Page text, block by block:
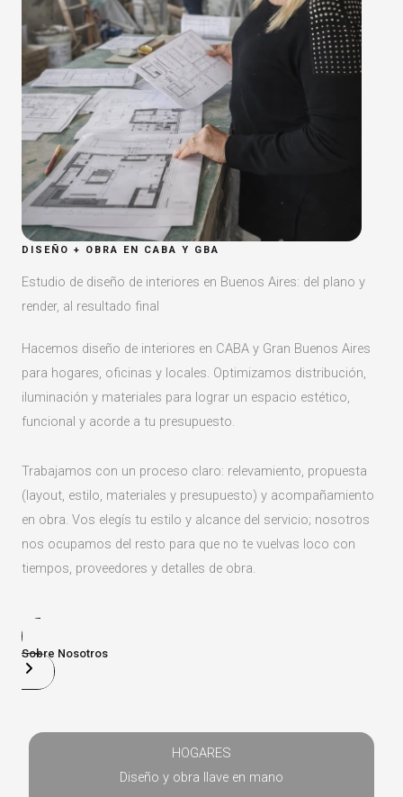
DISEÑO + OBRA EN CABA Y GBA
Estudio de diseño de interiores en Buenos Aires: del plano y
render, al resultado final
Hacemos diseño de interiores en CABA y Gran Buenos Aires
para hogares, oficinas y locales. Optimizamos distribución,
iluminación y materiales para lograr un espacio estético,
funcional y acorde a tu presupuesto.
Trabajamos con un proceso claro: relevamiento, propuesta
(layout, estilo, materiales y presupuesto) y acompañamiento
en obra. Vos elegís tu estilo y alcance del servicio; nosotros
nos ocupamos del resto para que no te vuelvas loco con
tiempos, proveedores y detalles de obra.
Sobre Nosotros
HOGARES
Diseño y obra llave en mano